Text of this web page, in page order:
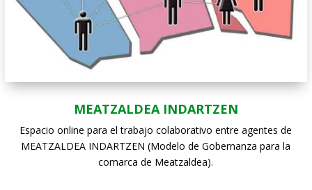
MEATZALDEA INDARTZEN
Espacio online para el trabajo colaborativo entre agentes de
MEATZALDEA INDARTZEN (Modelo de Gobernanza para la
comarca de Meatzaldea).